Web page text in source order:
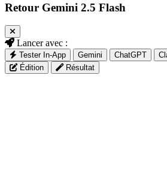
Retour Gemini 2.5 Flash
Lancer avec :
Tester In-App Gemini ChatGPT
Édition
Résultat